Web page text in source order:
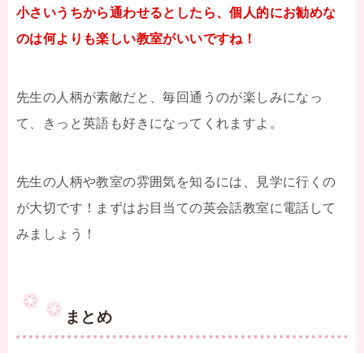
小さいうちから通わせるとしたら、個人的にお勧めな
のは何よりも楽しい教室がいいですね！
先生の人柄が素敵だと、毎回通うのが楽しみになっ
て、きっと英語も好きになってくれますよ。
先生の人柄や教室の雰囲気を知るには、見学に行くの
が大切です！まずはお目当ての英会話教室に電話して
みましょう！
まとめ